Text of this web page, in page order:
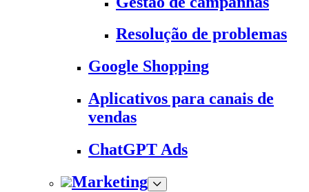
Resolução de problemas
Google Shopping
Aplicativos para canais de
vendas
ChatGPT Ads
Marketing